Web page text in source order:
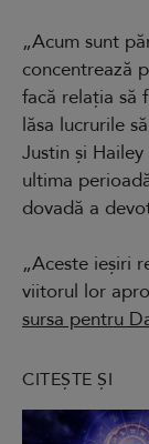
„Acum sunt
concentrează
facă relația să
lăsa lucrurile
Justin și
ultima
dovadă a
„Aceste ieșiri
viitorul lor
sursa pentru
CITEȘTE ȘI